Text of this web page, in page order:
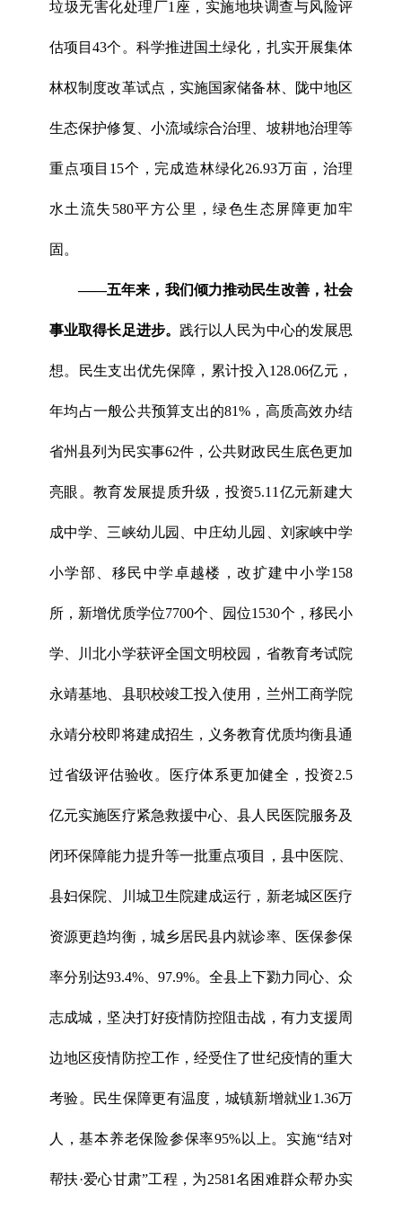
垃圾无害化处理厂1座，实施地块调查与风险评
估项目43个。科学推进国土绿化，扎实开展集体
林权制度改革试点，实施国家储备林、陇中地区
生态保护修复、小流域综合治理、坡耕地治理等
重点项目15个，完成造林绿化26.93万亩，治理
水土流失580平方公里，绿色生态屏障更加牢
固。
——五年来，我们倾力推动民生改善，社会
事业取得长足进步。 践行以人民为中心的发展思
想。民生支出优先保障，累计投入128.06亿元，
年均占一般公共预算支出的81%，高质高效办结
省州县列为民实事62件，公共财政民生底色更加
亮眼。教育发展提质升级，投资5.11亿元新建大
成中学、三峡幼儿园、中庄幼儿园、刘家峡中学
小学部、移民中学卓越楼，改扩建中小学158
所，新增优质学位7700个、园位1530个，移民小
学、川北小学获评全国文明校园，省教育考试院
永靖基地、县职校竣工投入使用，兰州工商学院
永靖分校即将建成招生，义务教育优质均衡县通
过省级评估验收。医疗体系更加健全，投资2.5
亿元实施医疗紧急救援中心、县人民医院服务及
闭环保障能力提升等一批重点项目，县中医院、
县妇保院、川城卫生院建成运行，新老城区医疗
资源更趋均衡，城乡居民县内就诊率、医保参保
率分别达93.4%、97.9%。全县上下勠力同心、众
志成城，坚决打好疫情防控阻击战，有力支援周
边地区疫情防控工作，经受住了世纪疫情的重大
考验。民生保障更有温度，城镇新增就业1.36万
人，基本养老保险参保率95%以上。实施“结对
帮扶·爱心甘肃”工程，为2581名困难群众帮办实